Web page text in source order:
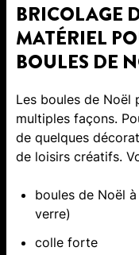
BRICOLAGE
MATÉRIEL
BOULES DE
Les boules de Noël
multiples façons.
de quelques
de loisirs créatifs.
boules de Noël
verre)
colle forte